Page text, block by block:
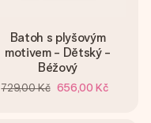
Batoh s plyšovým
motivem - Dětský -
Béžový
729,00 Kč 656,00 Kč